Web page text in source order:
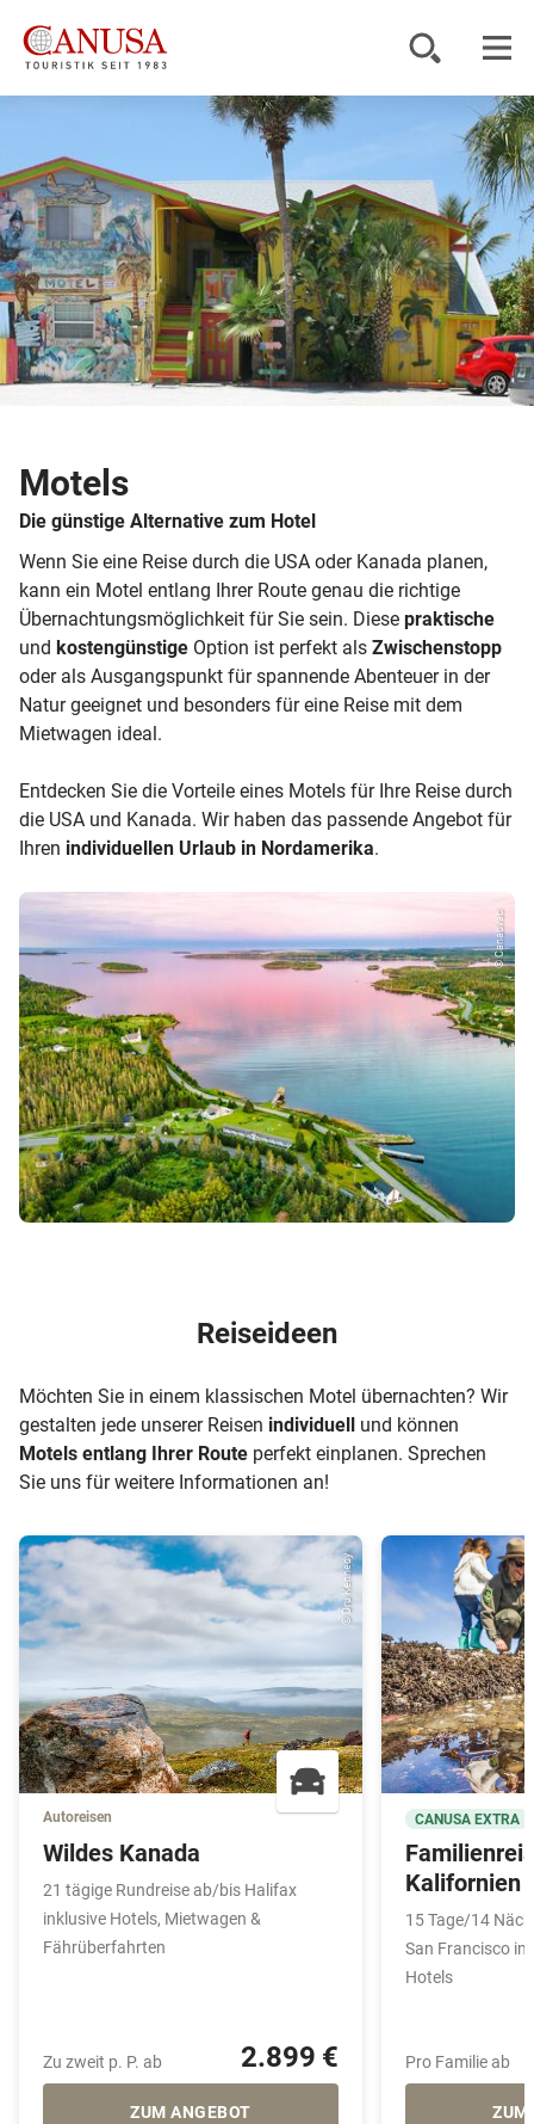
Reisearten
Inspiration
Service
Motels
Die günstige Alternative zum Hotel
Wenn Sie eine Reise durch die USA oder Kanada planen,
kann ein Motel entlang Ihrer Route genau die richtige
Übernachtungsmöglichkeit für Sie sein. Diese praktische
und kostengünstige Option ist perfekt als Zwischenstopp
oder als Ausgangspunkt für spannende Abenteuer in der
Natur geeignet und besonders für eine Reise mit dem
Mietwagen ideal.
Entdecken Sie die Vorteile eines Motels für Ihre Reise durch
die USA und Kanada. Wir haben das passende Angebot für
Ihren individuellen Urlaub in Nordamerika.
© Canadvac
Reiseideen
Möchten Sie in einem klassischen Motel übernachten? Wir
gestalten jede unserer Reisen individuell
und können
Motels entlang Ihrer Route perfekt einplanen. Sprechen
Sie uns für weitere Informationen an!
© Dru Kennedy
Autoreisen
Wildes Kanada
21 tägige Rundreise ab/bis Halifax
inklusive Hotels, Mietwagen &
Fährüberfahrten
Zu zweit p. P. ab 2.899 €
ZUM ANGEBOT
CANUSA EXTRA
Kalifornien
15 Tage/14
San Francisco
Hotels
Pro Familie ab
ZUM